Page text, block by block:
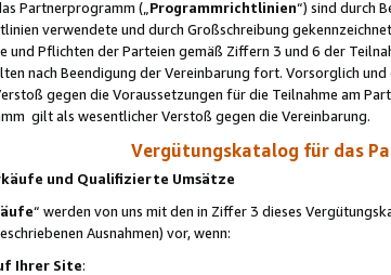
Partnerprogramm („Programmrichtlinien“) sind durch
verwendete und durch Großschreibung
und Pflichten der Parteien gemäß Ziffern 3 und 6 der
nach Beendigung der Vereinbarung fort. Vorsorglich
gegen die Voraussetzungen für die Teilnahme am
gilt als wesentlicher Verstoß gegen die Vereinbarung.
Vergütungskatalog für das
und Qualifizierte Umsätze
“ werden von uns mit den in Ziffer 3 dieses
Ausnahmen) vor, wenn:
Ihrer Site: